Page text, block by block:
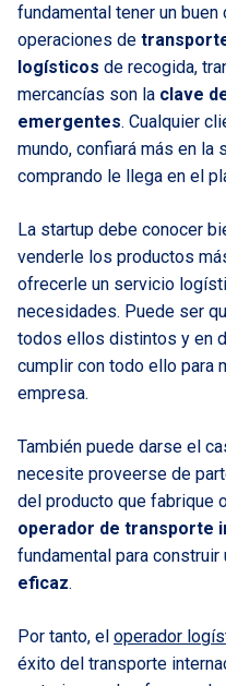
fundamental tener un
operaciones de
logísticos de recogida,
mercancías son la clave
emergentes. Cualquier
mundo, confiará más en
comprando le llega en el
La startup debe conocer
venderle los productos
ofrecerle un servicio
necesidades. Puede ser
todos ellos distintos y en
cumplir con todo ello para
empresa.
También puede darse el
necesite proveerse de
del producto que fabrique
operador de transporte
fundamental para construir
eficaz.
Por tanto, el operador
éxito del transporte